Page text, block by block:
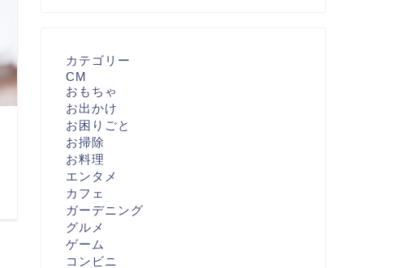
カテゴリー
CM
おもちゃ
お出かけ
お困りごと
お掃除
お料理
エンタメ
カフェ
ガーデニング
グルメ
ゲーム
コンビニ